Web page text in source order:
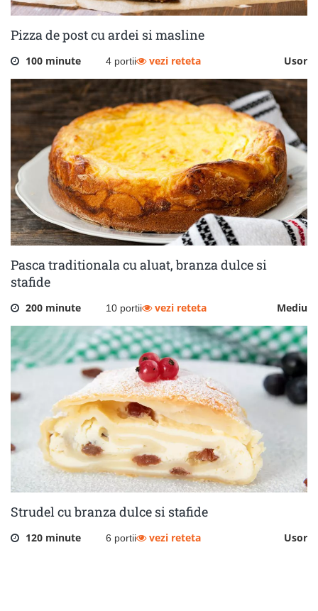
Pizza de post cu ardei si masline
100 minute 4 portii Usor
vezi reteta
Pasca traditionala cu aluat, branza dulce si
stafide
200 minute 10 portii Mediu
vezi reteta
Strudel cu branza dulce si stafide
120 minute 6 portii Usor
vezi reteta